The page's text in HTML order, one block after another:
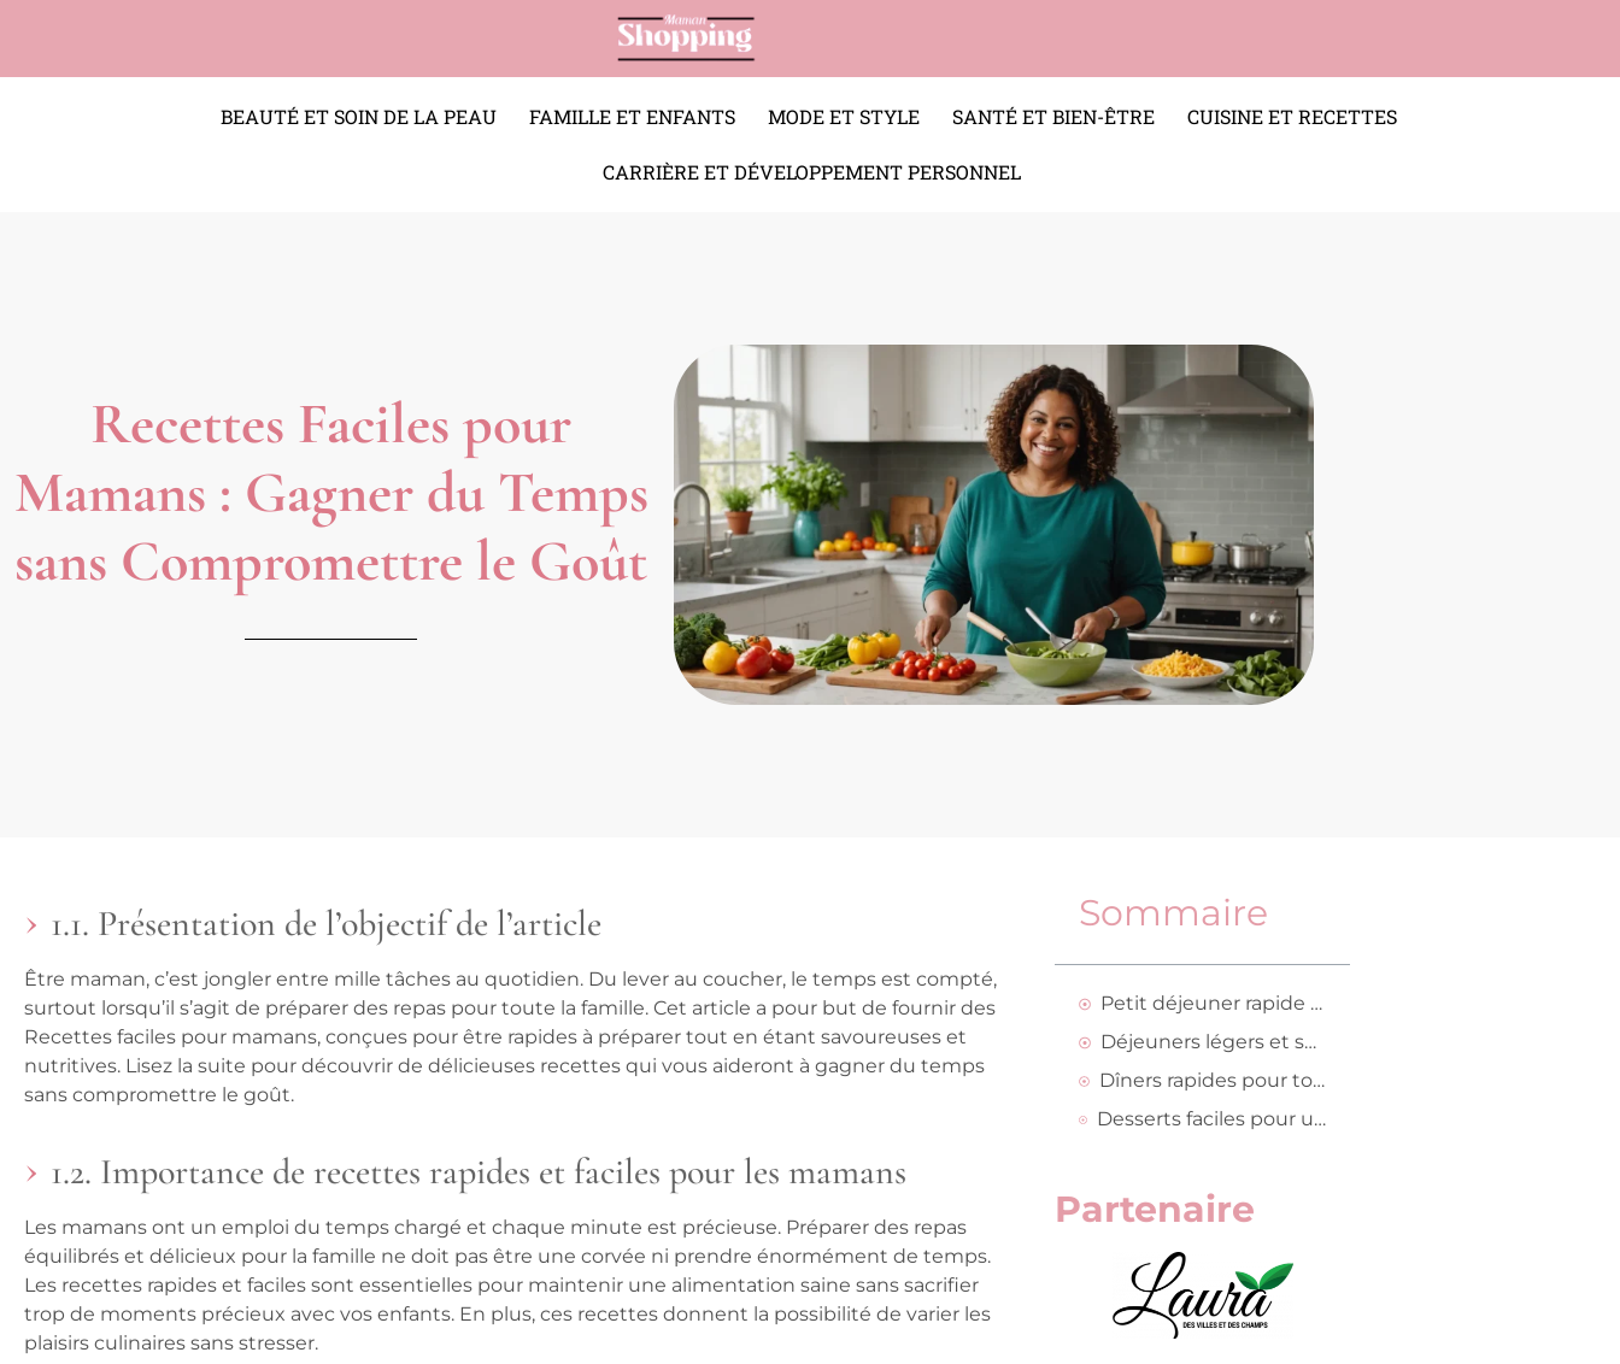
BEAUTÉ ET SOIN DE LA PEAU FAMILLE ET ENFANTS MODE ET STYLE SANTÉ ET BIEN-ÊTRE CUISINE ET RECETTES
CARRIÈRE ET DÉVELOPPEMENT PERSONNEL
Recettes Faciles pour
Mamans : Gagner du Temps
sans Compromettre le Goût
1.1. Présentation de l’objectif de l’article
Être maman, c’est jongler entre mille tâches au quotidien. Du lever au coucher, le temps est compté,
surtout lorsqu’il s’agit de préparer des repas pour toute la famille. Cet article a pour but de fournir des
Recettes faciles pour mamans, conçues pour être rapides à préparer tout en étant savoureuses et
nutritives. Lisez la suite pour découvrir de délicieuses recettes qui vous aideront à gagner du temps
sans compromettre le goût.
1.2. Importance de recettes rapides et faciles pour les mamans
Les mamans ont un emploi du temps chargé et chaque minute est précieuse. Préparer des repas
équilibrés et délicieux pour la famille ne doit pas être une corvée ni prendre énormément de temps.
Les recettes rapides et faciles sont essentielles pour maintenir une alimentation saine sans sacrifier
trop de moments précieux avec vos enfants. En plus, ces recettes donnent la possibilité de varier les
plaisirs culinaires sans stresser.
Sommaire
Petit déjeuner rapide et nutritif
Déjeuners légers et savoureux
Dîners rapides pour toute la famille
Desserts faciles pour un moment gourmand
Partenaire